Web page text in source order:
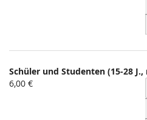
Schüler und Studenten (15-28
6,00 €